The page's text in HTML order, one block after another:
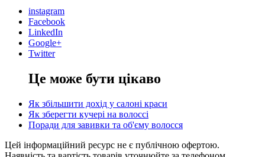
instagram
Facebook
LinkedIn
Google+
Twitter
Це може бути цікаво
Як збільшити дохід у салоні краси
Як зберегти кучері на волоссі
Поради для завивки та об'єму волосся
Цей інформаційний ресурс не є публічною офертою.